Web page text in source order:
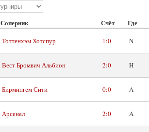
Соперник Счёт Где
Тоттенхэм Хотспур 1:0 N
Вест Бромвич Альбион 2:0 H
Бирмингем Сити 0:0 A
Арсенал 2:0 A